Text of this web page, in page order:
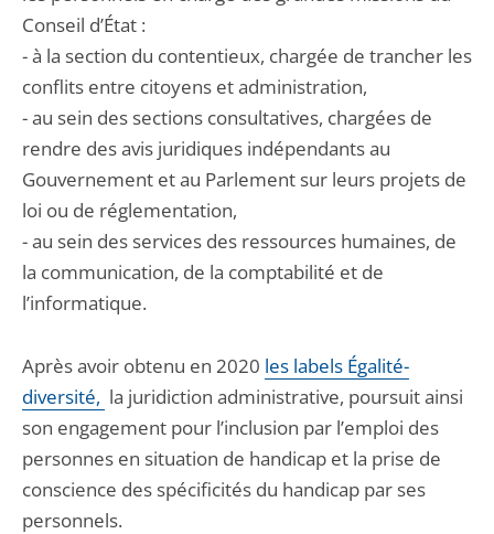
Conseil d’État :
- à la section du contentieux, chargée de trancher les
conflits entre citoyens et administration,
- au sein des sections consultatives, chargées de
rendre des avis juridiques indépendants au
Gouvernement et au Parlement sur leurs projets de
loi ou de réglementation,
- au sein des services des ressources humaines, de
la communication, de la comptabilité et de
l’informatique.
Après avoir obtenu en 2020 les labels Égalité-
diversité, la juridiction administrative, poursuit ainsi
son engagement pour l’inclusion par l’emploi des
personnes en situation de handicap et la prise de
conscience des spécificités du handicap par ses
personnels.